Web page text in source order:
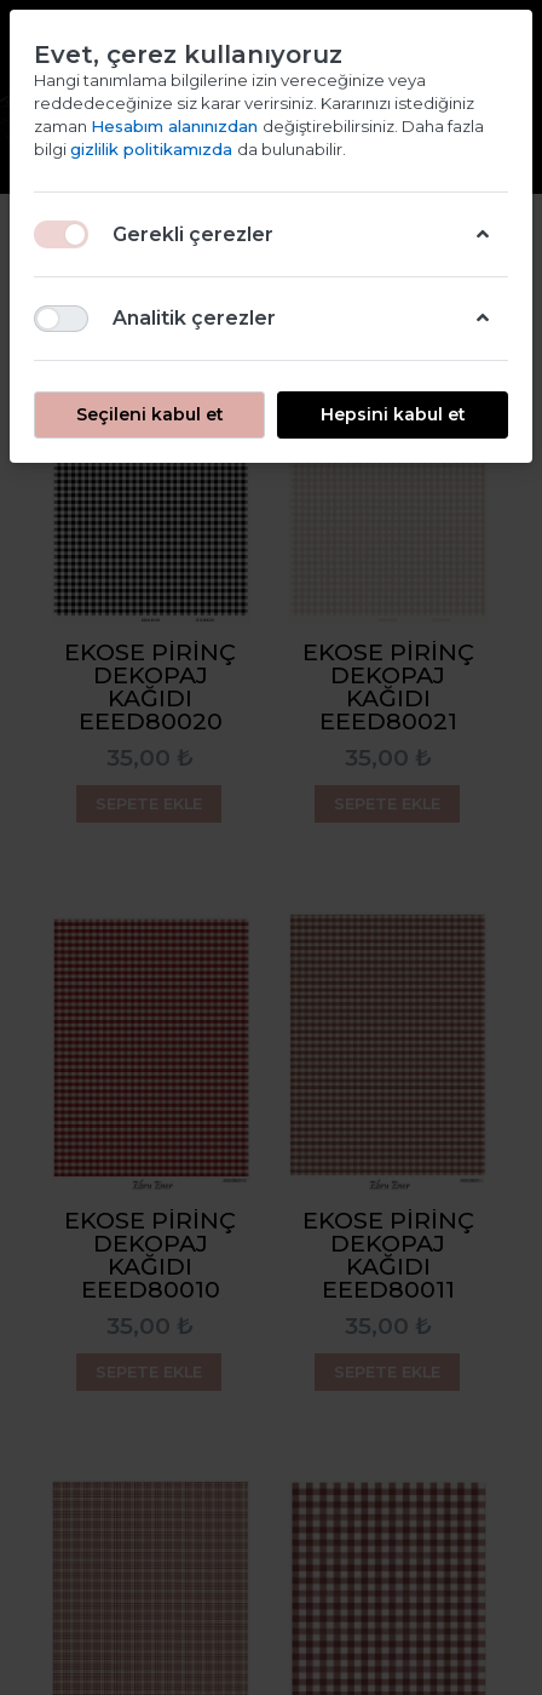
Giriş yap Kaydol
EKOSE PIRINÇ
DEKOPAJ
KAĞIDI
EEED80020
35,00 ₺
EKOSE PIRINÇ
DEKOPAJ
KAĞIDI
EEED80021
35,00 ₺
EKOSE PIRINÇ
DEKOPAJ
KAĞIDI
EEED80010
35,00 ₺
EKOSE PIRINÇ
DEKOPAJ
KAĞIDI
EEED80011
35,00 ₺
Evet, çerez kullanıyoruz
Hangi tanımlama bilgilerine izin vereceğinize veya
reddedeceğinize siz karar verirsiniz. Kararınızı istediğiniz
zaman Hesabım alanınızdan değiştirebilirsiniz. Daha fazla
bilgigizlilik politikamızda da bulunabilir.
Gerekli çerezler
Analitik çerezler
Seçileni kabul et Hepsini kabul et